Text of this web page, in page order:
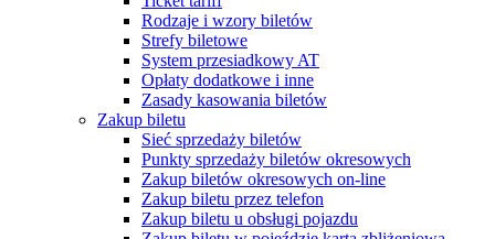
Rodzaje i wzory biletów
Strefy biletowe
System przesiadkowy AT
Opłaty dodatkowe i inne
Zasady kasowania biletów
Zakup biletu
Sieć sprzedaży biletów
Punkty sprzedaży biletów okresowych
Zakup biletów okresowych on-line
Zakup biletu przez telefon
Zakup biletu u obsługi pojazdu